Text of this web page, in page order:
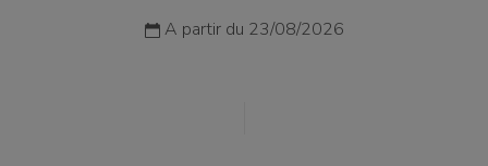
A partir du 23/08/2026